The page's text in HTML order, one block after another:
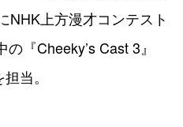
NHK上方漫才コンテスト
『Cheeky’s Cast 3』
当。